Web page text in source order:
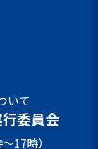
いて
委員会
17時）